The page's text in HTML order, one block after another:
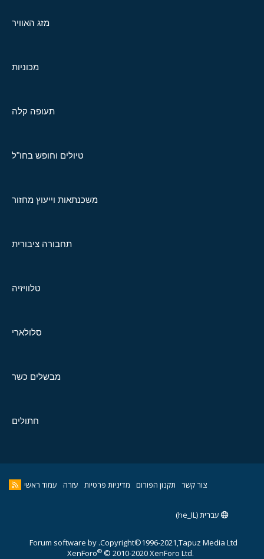
מזג האוויר
מכוניות
תעופה קלה
טיולים וחופש בחו"ל
משכנתאות וייעוץ מחזור
תחבורה ציבורית
טלוויזיה
סלולארי
מבשלים כשר
חתולים
צור קשר תקנון הפורום מדיניות פרטיות עזרה עמוד ראשי
עברית (he_IL)
Copyright©1996-2021,Tapuz Media Ltd.
Forum software by
XenForo® © 2010-2020 XenForo Ltd.